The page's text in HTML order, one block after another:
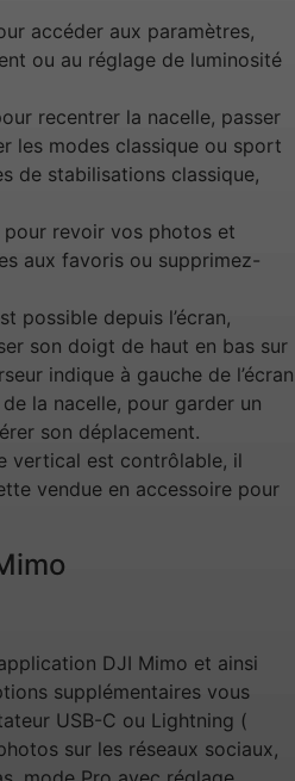
accéder aux paramètres,
ou au réglage de luminosité
recentrer la nacelle, passer
les modes classique ou sport
de stabilisations classique,
revoir vos photos et
aux favoris ou supprimez-
possible depuis l’écran,
son doigt de haut en bas sur
indique à gauche de l’écran
la nacelle, pour garder un
son déplacement.
vertical est contrôlable, il
vendue en accessoire pour
DJI Mimo et ainsi
supplémentaires vous
USB-C ou Lightning (
sur les réseaux sociaux,